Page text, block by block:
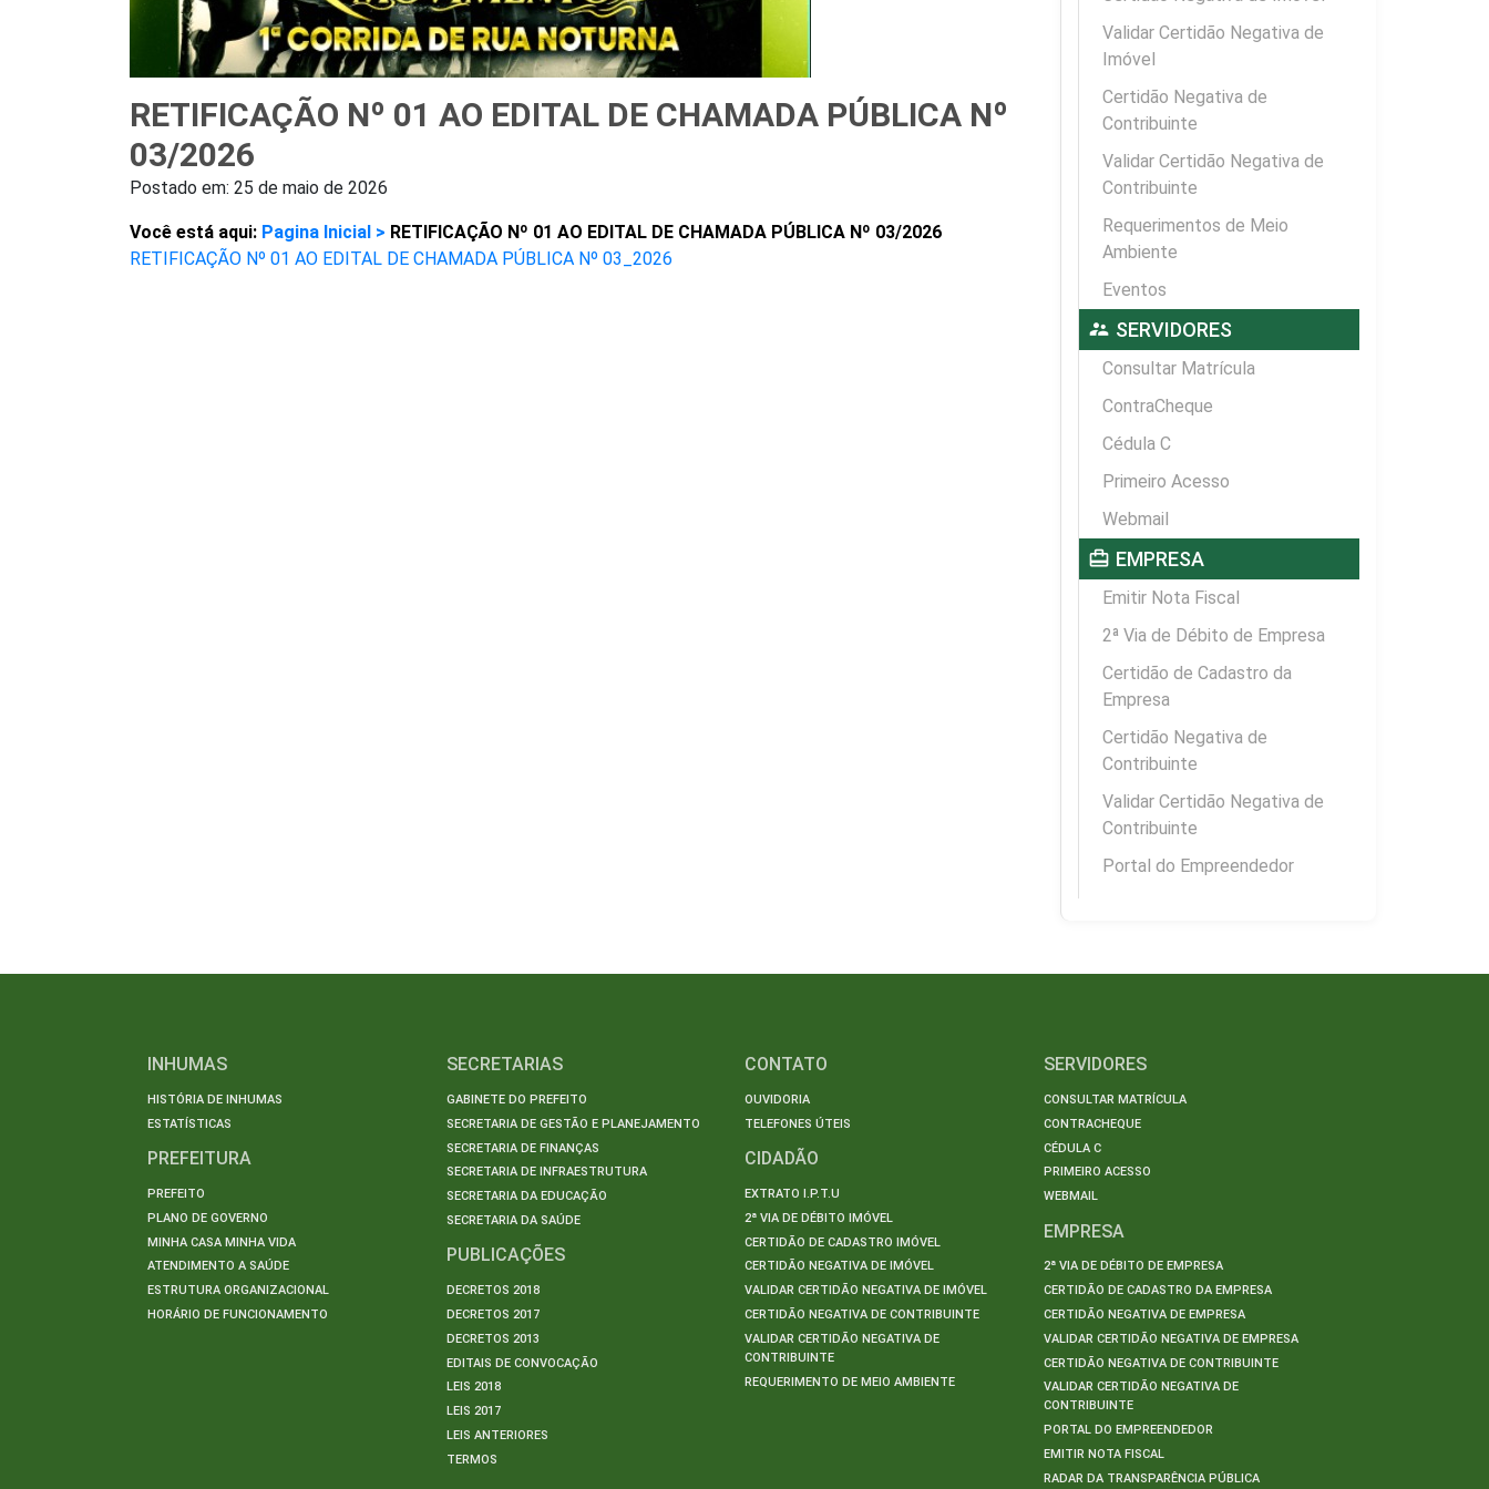
RETIFICAÇÃO Nº 01 AO EDITAL DE CHAMADA PÚBLICA Nº
03/2026
Postado em: 25 de maio de 2026
Você está aqui: Pagina Inicial > RETIFICAÇÃO Nº 01 AO EDITAL DE CHAMADA PÚBLICA Nº 03/2026
RETIFICAÇÃO Nº 01 AO EDITAL DE CHAMADA PÚBLICA Nº 03_2026
Validar Certidão Negativa de
Imóvel
Certidão Negativa de
Contribuinte
Validar Certidão Negativa de
Contribuinte
Requerimentos de Meio
Ambiente
Eventos
supervisor_account SERVIDORES
Consultar Matrícula
ContraCheque
Cédula C
Primeiro Acesso
Webmail
card_travel EMPRESA
Emitir Nota Fiscal
2ª Via de Débito de Empresa
Certidão de Cadastro da
Empresa
Certidão Negativa de
Contribuinte
Validar Certidão Negativa de
Contribuinte
Portal do Empreendedor
INHUMAS
HISTÓRIA DE INHUMAS
ESTATÍSTICAS
PREFEITURA
PREFEITO
PLANO DE GOVERNO
MINHA CASA MINHA VIDA
ATENDIMENTO A SAÚDE
ESTRUTURA ORGANIZACIONAL
HORÁRIO DE FUNCIONAMENTO
SECRETARIAS
GABINETE DO PREFEITO
SECRETARIA DE GESTÃO E PLANEJAMENTO
SECRETARIA DE FINANÇAS
SECRETARIA DE INFRAESTRUTURA
SECRETARIA DA EDUCAÇÃO
SECRETARIA DA SAÚDE
PUBLICAÇÕES
DECRETOS 2018
DECRETOS 2017
DECRETOS 2013
EDITAIS DE CONVOCAÇÃO
LEIS 2018
LEIS 2017
LEIS ANTERIORES
TERMOS
CONTATO
OUVIDORIA
TELEFONES ÚTEIS
CIDADÃO
EXTRATO I.P.T.U
2ª VIA DE DÉBITO IMÓVEL
CERTIDÃO DE CADASTRO IMÓVEL
CERTIDÃO NEGATIVA DE IMÓVEL
VALIDAR CERTIDÃO NEGATIVA DE IMÓVEL
CERTIDÃO NEGATIVA DE CONTRIBUINTE
VALIDAR CERTIDÃO NEGATIVA DE
CONTRIBUINTE
REQUERIMENTO DE MEIO AMBIENTE
SERVIDORES
CONSULTAR MATRÍCULA
CONTRACHEQUE
CÉDULA C
PRIMEIRO ACESSO
WEBMAIL
EMPRESA
2ª VIA DE DÉBITO DE EMPRESA
CERTIDÃO DE CADASTRO DA EMPRESA
CERTIDÃO NEGATIVA DE EMPRESA
VALIDAR CERTIDÃO NEGATIVA DE EMPRESA
CERTIDÃO NEGATIVA DE CONTRIBUINTE
VALIDAR CERTIDÃO NEGATIVA DE
CONTRIBUINTE
PORTAL DO EMPREENDEDOR
EMITIR NOTA FISCAL
RADAR DA TRANSPARÊNCIA PÚBLICA